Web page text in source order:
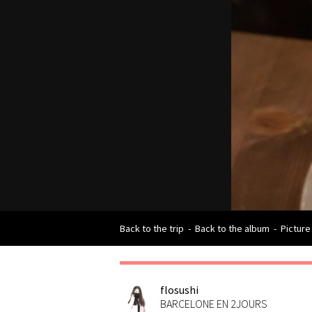
Back to the trip - Back to the album -
flosushi
BARCELONE EN 2JOURS